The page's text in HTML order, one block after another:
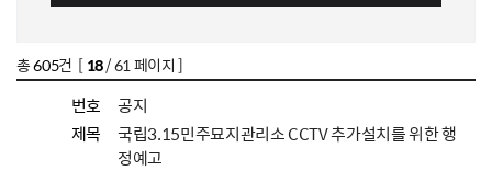
총605건 [ 18/ 61 페이지 ]
번호
공지
제목
국립3.15민주묘지관리소 CCTV 추가설치를 위한 행
정예고